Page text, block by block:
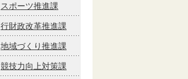
スポーツ推進課
行財政改革推進課
地域づくり推進課
競技力向上対策課